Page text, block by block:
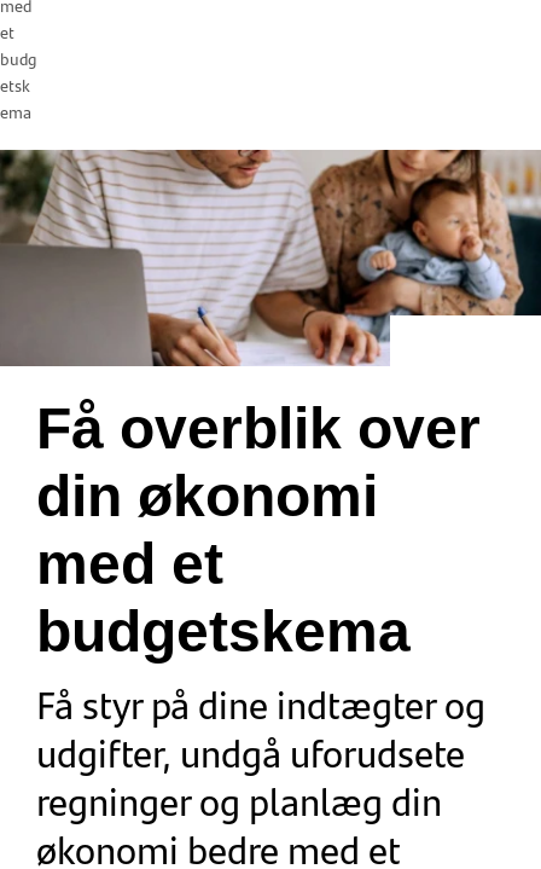
med
et
budg
etsk
ema
Få overblik over
din økonomi
med et
budgetskema
Få styr på dine indtægter og
udgifter, undgå uforudsete
regninger og planlæg din
økonomi bedre med et